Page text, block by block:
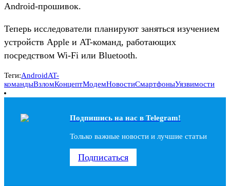
Android-прошивок.
Теперь исследователи планируют заняться изучением
устройств Apple и AT-команд, работающих
посредством Wi-Fi или Bluetooth.
Теги:AndroidAT-
командыВзломКонцептМодемНовостиСмартфоныУязвимости
Подпишись на наc в Telegram!
Только важные новости и лучшие статьи
Подписаться